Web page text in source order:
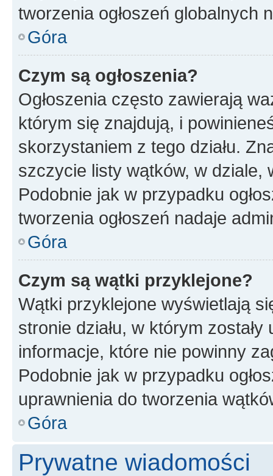
tworzenia ogłoszeń globalnych
Góra
Czym są ogłoszenia?
Ogłoszenia często zawierają
którym się znajdują, i
skorzystaniem z tego działu.
szczycie listy wątków, w dziale,
Podobnie jak w przypadku
tworzenia ogłoszeń nadaje
Góra
Czym są wątki przyklejone?
Wątki przyklejone wyświetlają
stronie działu, w którym
informacje, które nie powinny
Podobnie jak w przypadku
uprawnienia do tworzenia
Góra
Prywatne wiadomości